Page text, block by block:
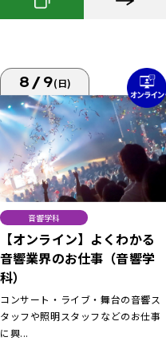
8/9(日)
音響学科
【オンライン】よくわかる
音響業界のお仕事（音響学
科）
コンサート・ライブ・舞台の音響ス
タッフや照明スタッフなどのお仕事
に興...